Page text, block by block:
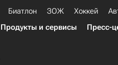
Биатлон ЗОЖ Хоккей
Продукты и сервисы Пресс-